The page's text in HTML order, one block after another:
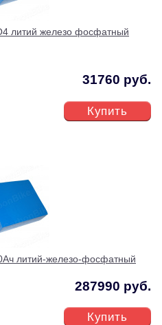
литий железо фосфатный
31760 руб.
Купить
литий-железо-фосфатный
287990 руб.
Купить